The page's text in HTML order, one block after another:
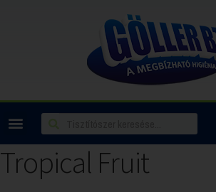
Tropical Fruit